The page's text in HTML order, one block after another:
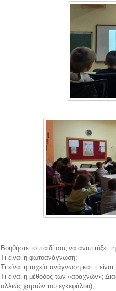
Βοηθήστε το παιδί σας να αναπτύξει
Τι είναι η φωτοανάγνωση;
Τι είναι η ταχεία ανάγνωση και τι
Τι είναι η μέθοδος των «αραχνών»;
αλλιώς χαρτών του εγκεφάλου);